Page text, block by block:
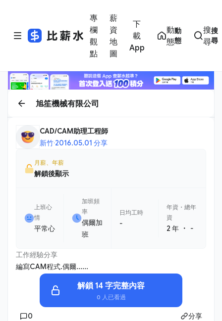
專
欄
觀
點
薪
資
地
圖
下
載
App
動
態
動
態
搜
尋
搜
尋
旭笙機械有限公司
CAD/CAM助理工程師
新竹·2016.05.01 分享
月薪、年薪
解鎖後顯示
上班心
情
平常心
加班頻
率
偶爾加
班
日均工時
-
年資・總年
資
2 年 ・ -
工作經驗分享
編寫CAM程式.偶爾......
解鎖 14 字完整內容
0 人已看過
0 分享